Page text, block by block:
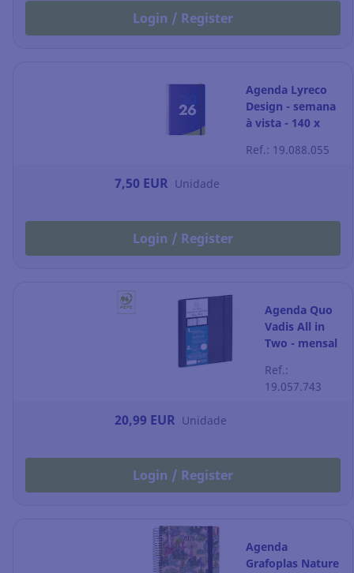
Login / Register
Agenda Lyreco
Design - semana
à vista - 140 x
Ref.: 19.088.055
7,50 EUR Unidade
Login / Register
Agenda Quo
Vadis All in
Two - mensal
mm - preto
Ref.:
19.057.743
20,99 EUR Unidade
Login / Register
Agenda
Grafoplas Nature